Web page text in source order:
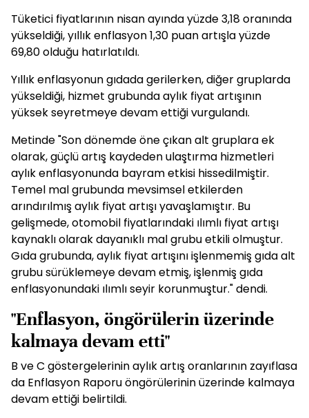
Tüketici fiyatlarının nisan ayında yüzde 3,18 oranında
yükseldiği, yıllık enflasyon 1,30 puan artışla yüzde
69,80 olduğu hatırlatıldı.
Yıllık enflasyonun gıdada gerilerken, diğer gruplarda
yükseldiği, hizmet grubunda aylık fiyat artışının
yüksek seyretmeye devam ettiği vurgulandı.
Metinde "Son dönemde öne çıkan alt gruplara ek
olarak, güçlü artış kaydeden ulaştırma hizmetleri
aylık enflasyonunda bayram etkisi hissedilmiştir.
Temel mal grubunda mevsimsel etkilerden
arındırılmış aylık fiyat artışı yavaşlamıştır. Bu
gelişmede, otomobil fiyatlarındaki ılımlı fiyat artışı
kaynaklı olarak dayanıklı mal grubu etkili olmuştur.
Gıda grubunda, aylık fiyat artışını işlenmemiş gıda alt
grubu sürüklemeye devam etmiş, işlenmiş gıda
enflasyonundaki ılımlı seyir korunmuştur." dendi.
"Enflasyon, öngörülerin üzerinde
kalmaya devam etti"
B ve C göstergelerinin aylık artış oranlarının zayıflasa
da Enflasyon Raporu öngörülerinin üzerinde kalmaya
devam ettiği belirtildi.